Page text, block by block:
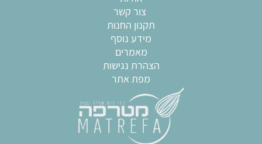
צור קשר
תקנון החנות
מידע נוסף
מאמרים
הצהרת נגישות
מפת אתר